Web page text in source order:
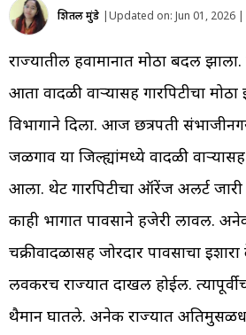
शितल मुंडे |Updated on: Jun 01, 2026
राज्यातील हवामानात मोठा बदल झाला.
आता वादळी वाऱ्यासह गारपिटीचा मोठा
विभागाने दिला. आज छत्रपती
जळगाव या जिल्ह्यांमध्ये वादळी
आला. थेट गारपिटीचा ऑरेंज अलर्ट
काही भागात पावसाने हजेरी लावली.
चक्रीवादळासह जोरदार पावसाचा
लवकरच राज्यात दाखल होईल.
थैमान घातले. अनेक राज्यात